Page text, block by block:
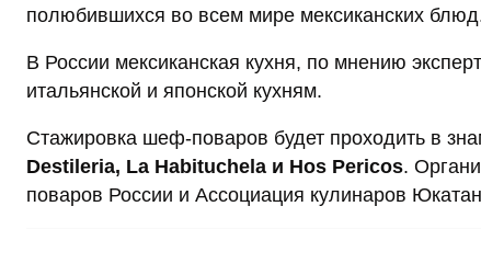
полюбившихся во всем мире мексиканских
В России мексиканская кухня, по мнению
итальянской и японской кухням.
Стажировка шеф-поваров будет проходить в
Destileria, La Нabituchela и Hos Pericos.
поваров России и Ассоциация кулинаров